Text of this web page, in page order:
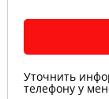
Уточнить
телефону у